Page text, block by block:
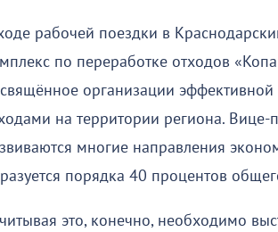
рабочей поездки в
по переработке отходов
организации
на территории региона. Вице-
многие направления
порядка 40 процентов
это, конечно, необходимо